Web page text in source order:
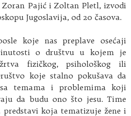
Pajić i Zoltan Pletl, izvodi
Jugoslavija, od 20 časova.
koje nas preplave osećaji
o društvu u kojem je
fizičkog, psihološkog ili
koje stalno pokušava da
sa temama i problemima koji
da budu ono što jesu. Time
koja tematizuje žene i